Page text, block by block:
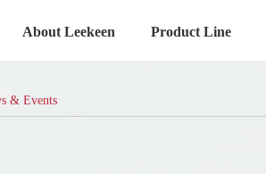
About Leekeen Product Line
& Events